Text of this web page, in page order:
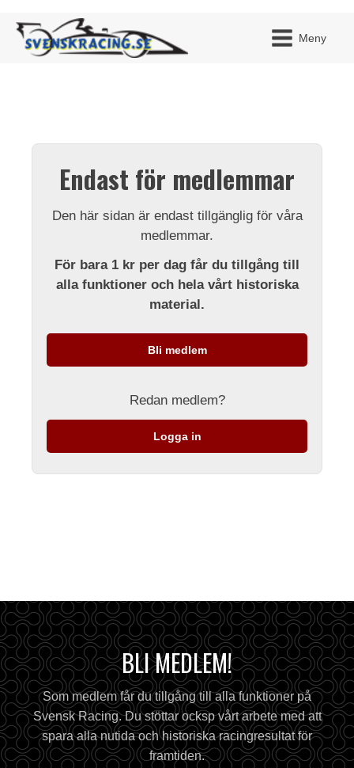
Meny
Endast för medlemmar
Den här sidan är endast tillgänglig för våra
medlemmar.
För bara 1 kr per dag får du tillgång till
alla funktioner och hela vårt historiska
material.
Bli medlem
Redan medlem?
Logga in
BLI MEDLEM!
Som medlem får du tillgång till alla funktioner på
Svensk Racing. Du stöttar ocksp vårt arbete med att
spara alla nutida och historiska racingresultat för
framtiden.